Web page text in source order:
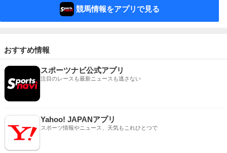
競馬情報をアプリで見る
おすすめ情報
スポーツナビ公式アプリ
注目のレースも最新ニュースも逃さない
Yahoo! JAPANアプリ
スポーツ情報やニュース、天気もこれひとつで